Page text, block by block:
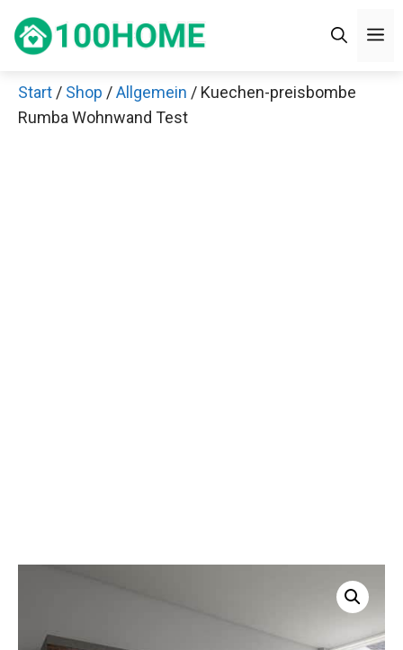
Inhalt
Start / Shop /Allgemein / Kuechen-preisbombe
Rumba Wohnwand Test